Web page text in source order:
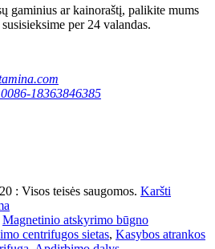
gaminius ar kainoraštį, palikite mums
per 24 valandas.
18363846385
: Visos teisės saugomos. Karšti
Magnetinio atskyrimo būgno
centrifugos sietas, Kasybos atrankos